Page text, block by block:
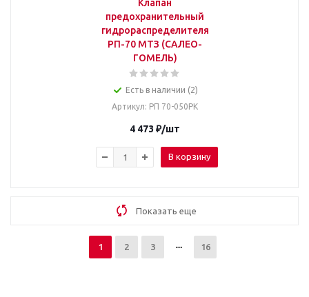
Клапан
предохранительный
гидрораспределителя
РП-70 МТЗ (САЛЕО-
ГОМЕЛЬ)
Есть в наличии (2)
Артикул: РП 70-050РК
4 473 ₽/шт
В корзину
Показать еще
1 2 3 16